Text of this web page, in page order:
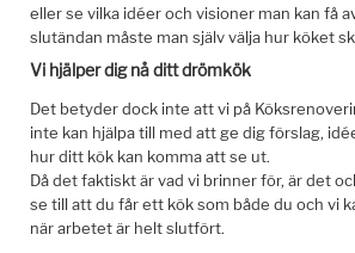
eller se vilka idéer och visioner man kan få
slutändan måste man själv välja hur köket
Vi hjälper dig nå ditt drömkök
Det betyder dock inte att vi på
inte kan hjälpa till med att ge dig förslag,
hur ditt kök kan komma att se ut.
Då det faktiskt är vad vi brinner för, är det
se till att du får ett kök som både du och vi
när arbetet är helt slutfört.